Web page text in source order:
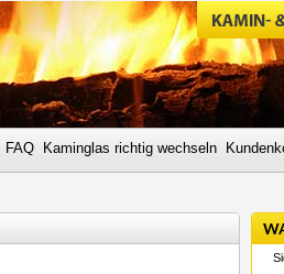
FAQ Kaminglas richtig wechseln